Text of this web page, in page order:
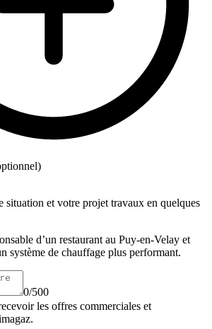
situation et votre projet travaux en quelques
d’un restaurant au Puy-en-Velay et
système de chauffage plus performant.
0/500
les offres commerciales et